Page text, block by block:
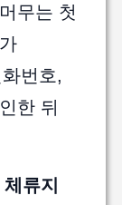
무는 첫
번호,
한 뒤
류지